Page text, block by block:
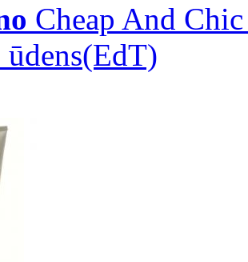
Cheap And
ūdens(EdT)